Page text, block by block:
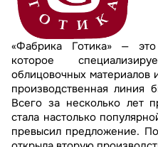
«Фабрика Готика» — это
которое
облицовочных материалов
производственная линия
Всего за несколько лет
стала настолько
превысил предложение.